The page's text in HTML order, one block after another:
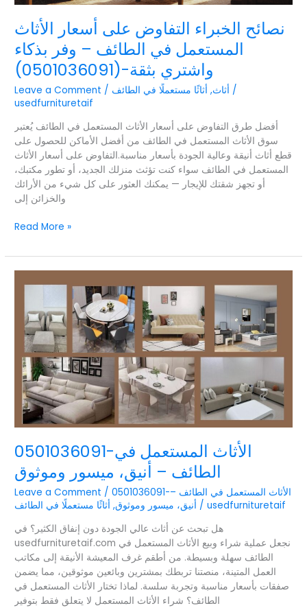
نصائح الخبراء التفاوض على أسعار الأثاث
المستعمل في الطائف – وفر بذكاء
واشتري بثقة-(0501036091)
Leave a Comment / أثاث, أثاثًا مستعملًا في الطائف
/
usedfurnituretaif
أفضل طرق التفاوض على أسعار الأثاث المستعمل في الطائف يُعتبر
سوق الأثاث المستعمل في الطائف من أفضل الأماكن للحصول على
قطع أثاث أنيقة وعالية الجودة بأسعار مناسبة.التفاوض على أسعار الأثاث
المستعمل في الطائف سواء كنت تؤثث منزلك الجديد، أو تطور مكتبك،
أو تجهز شقتك للإيجار — يمكنك العثور على كل شيء من الأرائك
والخزائن إلى
(0501036091)
Read More »
0501036091-الأثاث المستعمل في
الطائف – أنيق، ميسور وموثوق
Leave a Comment /0501036091-الأثاث المستعمل في الطائف –
أنيق، ميسور وموثوق, أثاثًا مستعملًا في الطائف /usedfurnituretaif
هل تبحث عن أثاث عالي الجودة دون إنفاق الكثير؟ في
usedfurnituretaif.com نجعل عملية شراء وبيع الأثاث المستعمل في
الطائف سهلة وبسيطة. من أطقم غرف المعيشة الأنيقة إلى مكاتب
العمل المتينة، منصتنا تربطك بمشترين وبائعين موثوقين، مما يضمن
صفقات بأسعار مناسبة وتجربة سلسة. لماذا تختار الأثاث المستعمل في
الطائف؟ شراء الأثاث المستعمل لا يتعلق فقط بتوفير
المستعمل
في
الطائف
أنيق،
ميسور
وموثوق